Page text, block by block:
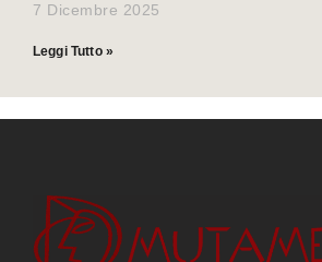
7 Dicembre 2025
Leggi Tutto »